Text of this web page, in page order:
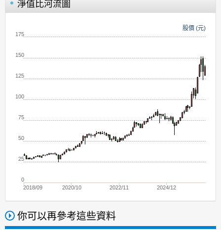
淨值比河流圖
股價 (元)
2018/09 2020/10 2022/11 2024/12
0
25
50
75
100
125
150
175
你可以再參考這些資料